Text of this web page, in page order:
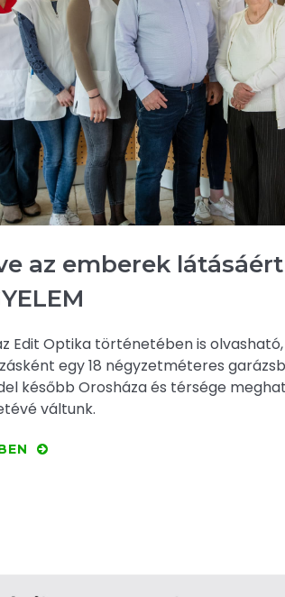
az emberek
Edit Optika történetében is
egy 18 négyzetméteres
később Orosháza és térsége
váltunk.